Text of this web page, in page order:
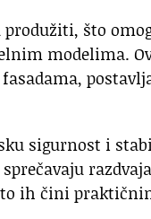
što
modelima.
sigurnost i
ih čini